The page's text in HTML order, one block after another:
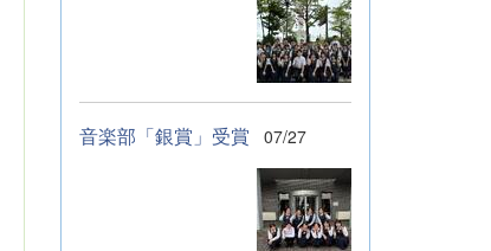
音楽部「銀賞」受賞 07/27